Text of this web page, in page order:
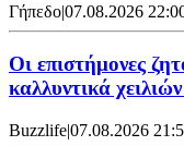
Γήπεδο|07.08.2026
Οι επιστήμονες
καλλυντικά
Buzzlife|07.08.2026